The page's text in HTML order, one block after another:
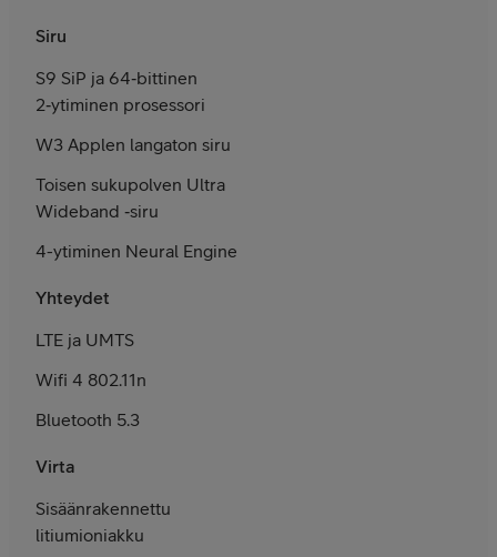
Siru
S9 SiP ja 64‑bittinen
2‑ytiminen prosessori
W3 Applen langaton siru
Toisen sukupolven Ultra
Wideband ‑siru
4-ytiminen Neural Engine
Yhteydet
LTE ja UMTS
Wifi 4 802.11n
Bluetooth 5.3
Virta
Sisäänrakennettu
litium­ioniakku